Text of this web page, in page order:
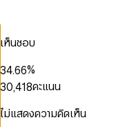
เห็นชอบ
1
3
4
5
6
7
2
4
5
6
7
8
.
4
6
7
8
9
4
6
7
8
9
%
0
2
3
5
0
2
,
1
3
4
6
0
1
3
5
6
7
8คะแนน
ไม่แสดงความคิดเห็น
1
0
1
3
0
2
3
4
5
6
1
2
3
5
0
1
2
3
0
11